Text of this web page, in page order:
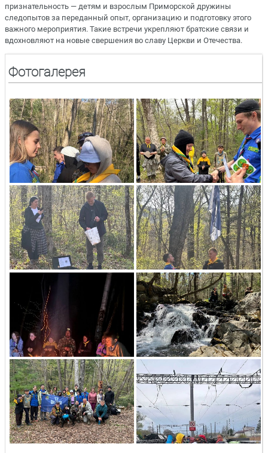
признательность — детям и взрослым Приморской дружины
следопытов за переданный опыт, организацию и подготовку этого
важного мероприятия. Такие встречи укрепляют братские связи и
вдохновляют на новые свершения во славу Церкви и Отечества.
Фотогалерея